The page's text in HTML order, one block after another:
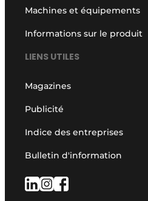
Machines et équipements
Informations sur le produit
LIENS UTILES
Magazines
Publicité
Indice des entreprises
Bulletin d'information